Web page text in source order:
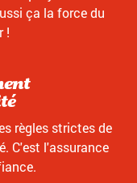
ça la force du
!
règles strictes de
C'est l'assurance